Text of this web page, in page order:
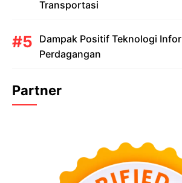
Transportasi
Dampak Positif Teknologi
Perdagangan
Partner